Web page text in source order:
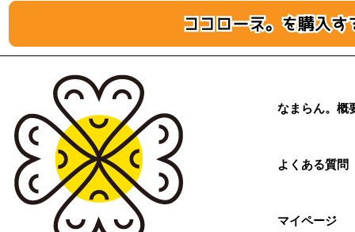
なまらん。概
よくある質問
マイページ